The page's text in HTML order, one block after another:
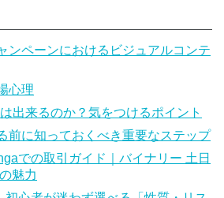
ンペーンにおけるビジュアルコンテ
心理
出来るのか？気をつけるポイント
前に知っておくべき重要なステップ
での取引ガイド｜バイナリー 土日
魅力